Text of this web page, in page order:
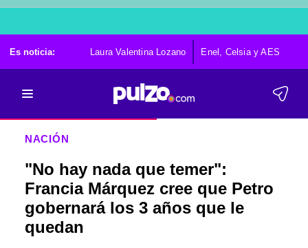
Es noticia: Laura Valentina Lozano Enel, Celsia y AES
NACIÓN
"No hay nada que temer":
Francia Márquez cree que Petro
gobernará los 3 años que le
quedan